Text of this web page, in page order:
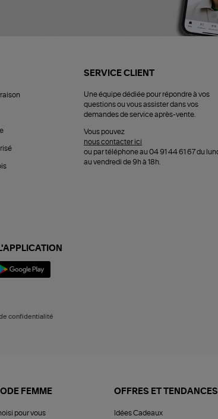
SERVICE CLIENT
Une équipe dédiée pour répondre à vos
questions ou vous assister dans vos
demandes de service après-vente.
Vous pouvez
nous contacter ici
ou par téléphone au 04 91 44 61 67 du
au vendredi de 9h à 18h.
confidentialité
FEMME
pour vous
OFFRES ET TENDANCES
Idées Cadeaux